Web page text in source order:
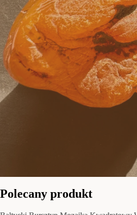
Polecany produkt